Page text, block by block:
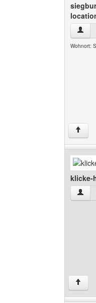
Wohnort:
↑
klicke-
↑